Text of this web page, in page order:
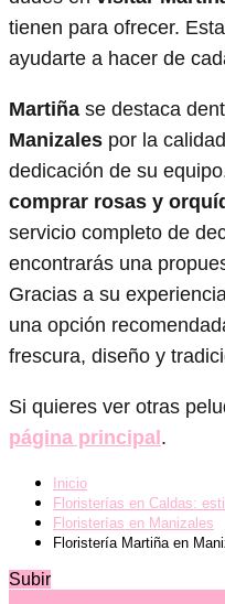
tienen para ofrecer.
ayudarte a hacer de
Martiña se destaca
Manizales por la
dedicación de su
comprar rosas y
servicio completo de
encontrarás una
Gracias a su
una opción
frescura, diseño y
Si quieres ver otras
página principal.
Inicio
Floristerías en Caldas:
Floristerías en Manizales
Floristería Martiña en
Subir